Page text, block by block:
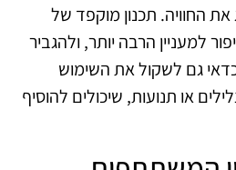
את החוויה. תכנון מוקפד של
למעניין הרבה יותר, ולהגביר
גם לשקול את השימוש
או תנועות, שיכולים להוסיף